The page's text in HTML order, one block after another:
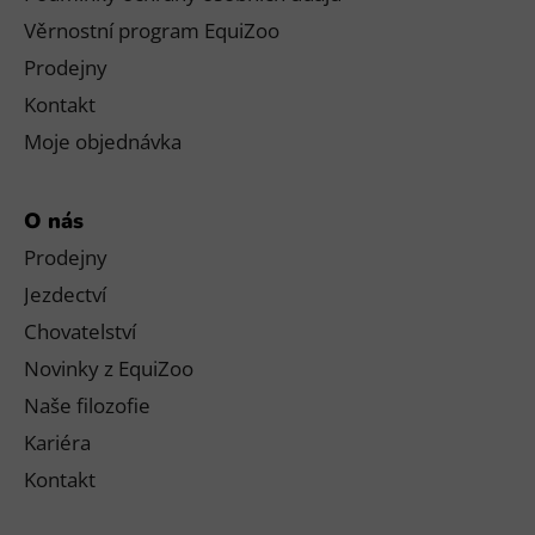
Věrnostní program EquiZoo
Prodejny
Kontakt
Moje objednávka
O nás
Prodejny
Jezdectví
Chovatelství
Novinky z EquiZoo
Naše filozofie
Kariéra
Kontakt